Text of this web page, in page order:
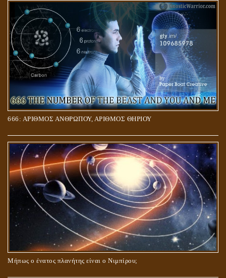
666: ΑΡΙΘΜΟΣ ΑΝΘΡΩΠΟΥ, ΑΡΙΘΜΟΣ ΘΗΡΙΟΥ
Μήπως ο ένατος πλανήτης είναι ο Νιμπίρου;